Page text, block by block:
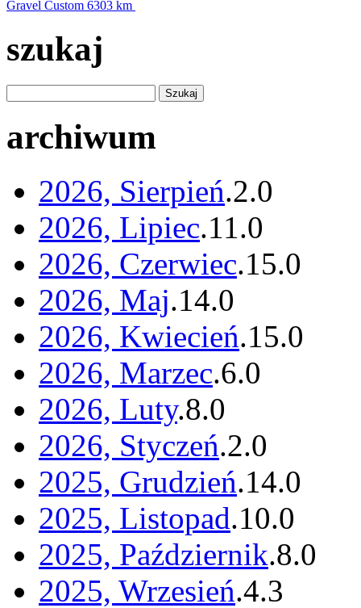
Gravel Custom 6303 km
szukaj
archiwum
2026, Sierpień.2.0
2026, Lipiec.11.0
2026, Czerwiec.15.0
2026, Maj.14.0
2026, Kwiecień.15.0
2026, Marzec.6.0
2026, Luty.8.0
2026, Styczeń.2.0
2025, Grudzień.14.0
2025, Listopad.10.0
2025, Październik.8.0
2025, Wrzesień.4.3